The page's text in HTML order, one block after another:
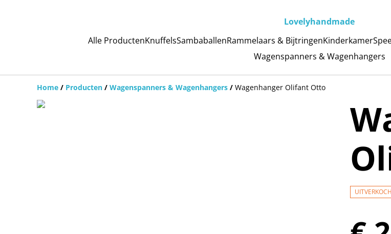
Lovelyhandmade
Alle ProductenKnuffelsSambaballenRammelaars & BijtringenKinderkamer
Wagenspanners & Wagenhangers
Home / Producten / Wagenspanners & Wagenhangers / Wagenhanger Olifant Otto